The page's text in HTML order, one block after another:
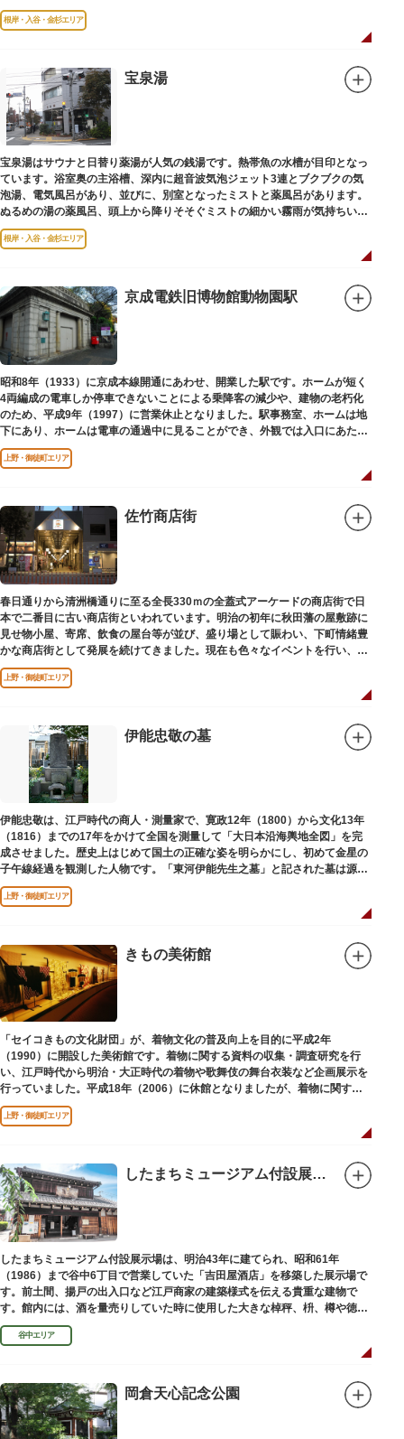
の松になります。
根岸・入谷・金杉エリア
宝泉湯
宝泉湯はサウナと日替り薬湯が人気の銭湯です。熱帯魚の水槽が目印となっ
ています。浴室奥の主浴槽、深内に超音波気泡ジェット3連とブクブクの気
泡湯、電気風呂があり、並びに、別室となったミストと薬風呂があります。
ぬるめの湯の薬風呂、頭上から降りそそぐミストの細かい霧雨が気持ちいい
と評判です。
根岸・入谷・金杉エリア
京成電鉄旧博物館動物園駅
昭和8年（1933）に京成本線開通にあわせ、開業した駅です。ホームが短く
4両編成の電車しか停車できないことによる乗降客の減少や、建物の老朽化
のため、平成9年（1997）に営業休止となりました。駅事務室、ホームは地
下にあり、ホームは電車の通過中に見ることができ、外観では入口にあたる
建物を見ることができます。
上野・御徒町エリア
佐竹商店街
春日通りから清洲橋通りに至る全長330ｍの全蓋式アーケードの商店街で日
本で二番目に古い商店街といわれています。明治の初年に秋田藩の屋敷跡に
見せ物小屋、寄席、飲食の屋台等が並び、盛り場として賑わい、下町情緒豊
かな商店街として発展を続けてきました。現在も色々なイベントを行い、住
民から親しまれている魅力的な商店街です。
上野・御徒町エリア
伊能忠敬の墓
伊能忠敬は、江戸時代の商人・測量家で、寛政12年（1800）から文化13年
（1816）までの17年をかけて全国を測量して「大日本沿海輿地全図」を完
成させました。歴史上はじめて国土の正確な姿を明らかにし、初めて金星の
子午線経過を観測した人物です。「東河伊能先生之墓」と記された墓は源空
寺（げんくうじ）にあります。
上野・御徒町エリア
きもの美術館
「セイコきもの文化財団」が、着物文化の普及向上を目的に平成2年
（1990）に開設した美術館です。着物に関する資料の収集・調査研究を行
い、江戸時代から明治・大正時代の着物や歌舞伎の舞台衣装など企画展示を
行っていました。平成18年（2006）に休館となりましたが、着物に関する
調査研究等は引き続き本財団で行っています。
平成18年（2006）に休館
上野・御徒町エリア
したまちミュージアム付設展示場（旧吉田屋酒店）
したまちミュージアム付設展示場は、明治43年に建てられ、昭和61年
（1986）まで谷中6丁目で営業していた「吉田屋酒店」を移築した展示場で
す。前土間、揚戸の出入口など江戸商家の建築様式を伝える貴重な建物で
す。館内には、酒を量売りしていた時に使用した大きな棹秤、枡、樽や徳
利、宣伝用ポスターなどの資料を展示しています。
谷中エリア
岡倉天心記念公園